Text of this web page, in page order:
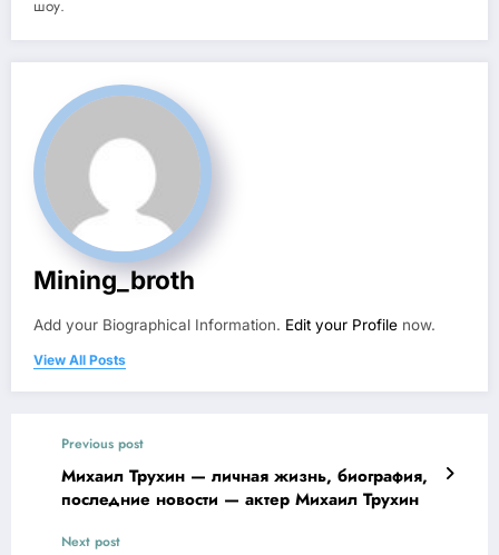
шоу.
Mining_broth
Add your Biographical Information. Edit your Profile now.
View All Posts
Previous post
Михаил Трухин — личная жизнь, биография,
последние новости — актер Михаил Трухин
Next post